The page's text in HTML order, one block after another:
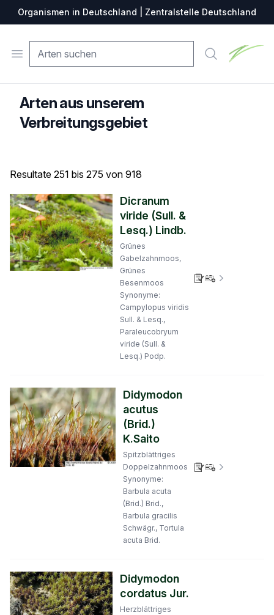
Organismen in Deutschland | Zentralstelle Deutschland
Open menu Suche
Arten aus unserem
Verbreitungsgebiet
Resultate 251 bis 275 von 918
Dicranum
viride (Sull. &
Lesq.) Lindb.
Grünes
Gabelzahnmoos,
Grünes
Besenmoos
Synonyme:
Campylopus viridis
Sull. & Lesq.,
Paraleucobryum
viride (Sull. &
Lesq.) Podp.
Didymodon
acutus
(Brid.)
K.Saito
Spitzblättriges
Doppelzahnmoos
Synonyme:
Barbula acuta
(Brid.) Brid.,
Barbula gracilis
Schwägr., Tortula
acuta Brid.
Didymodon
cordatus Jur.
Herzblättriges